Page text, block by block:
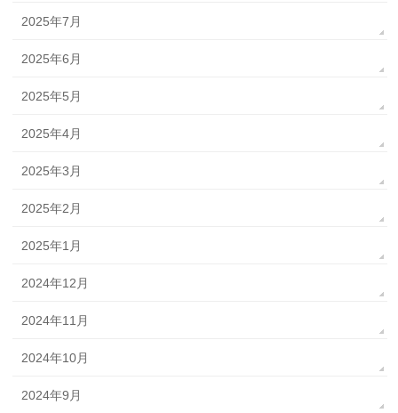
2025年7月
2025年6月
2025年5月
2025年4月
2025年3月
2025年2月
2025年1月
2024年12月
2024年11月
2024年10月
2024年9月